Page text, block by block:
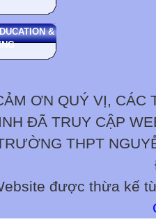
&
ƠN QUÝ VỊ, CÁC
ĐÃ TRUY CẬP
THPT
được thừa kế